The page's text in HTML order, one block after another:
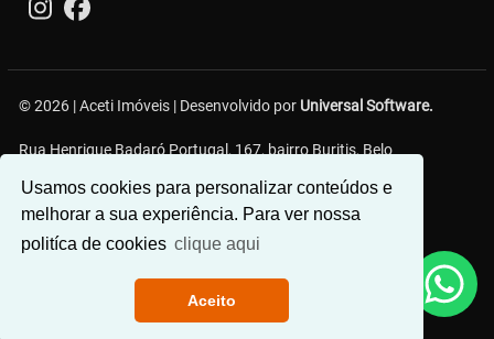
Usamos cookies para personalizar conteúdos e
melhorar a sua experiência. Para ver nossa
politíca de cookies clique aqui
Aceito
© 2026 | Aceti Imóveis | Desenvolvido por Universal Software.
Rua Henrique Badaró Portugal, 167, bairro Buritis, Belo